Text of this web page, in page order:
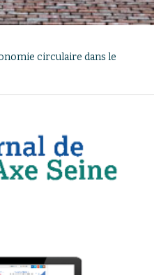
circulaire dans le